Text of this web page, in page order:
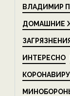
ВЛАДИМИР
ДОМАШНИЕ
ЗАГРЯЗНЕНИЯ
ИНТЕРЕСНО